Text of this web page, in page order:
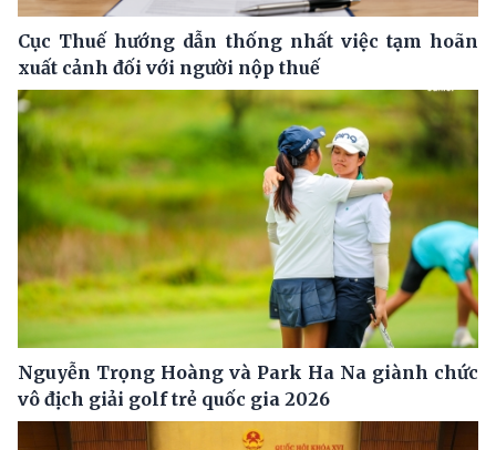
Cục Thuế hướng dẫn thống nhất việc tạm hoãn
xuất cảnh đối với người nộp thuế
Nguyễn Trọng Hoàng và Park Ha Na giành chức
vô địch giải golf trẻ quốc gia 2026